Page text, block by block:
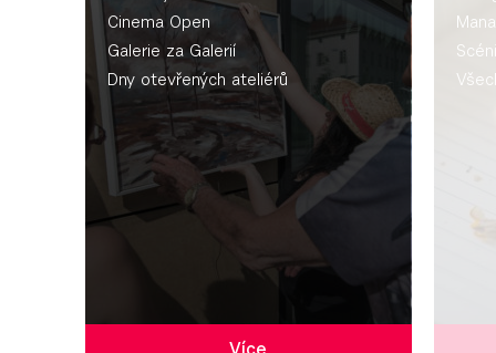
Cinema Open
Galerie za Galerií
Dny otevřených ateliérů